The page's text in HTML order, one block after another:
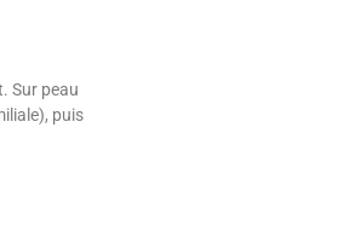
Sur peau
puis